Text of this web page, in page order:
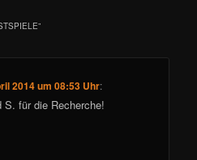
”
2014 um 08:53 Uhr:
S. für die Recherche!